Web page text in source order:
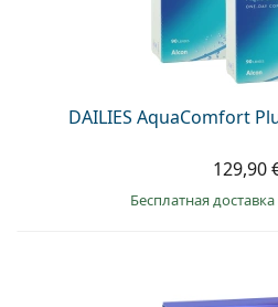
DAILIES AquaComfort
129,90
Бесплатная доставка